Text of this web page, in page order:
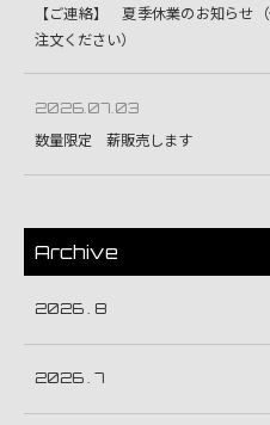
【ご連絡】 夏季休業のお知らせ
注文ください）
2026.07.03
数量限定 薪販売します
Archive
2026 . 8
2026 . 7